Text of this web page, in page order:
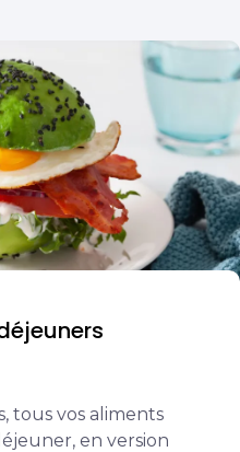
tous vos aliments
en version